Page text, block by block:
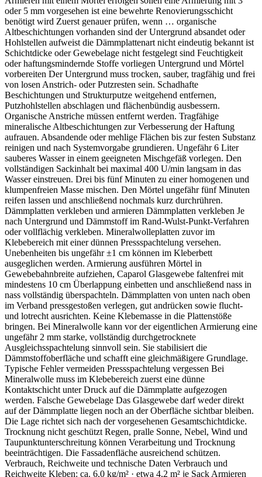
oder 5 mm vorgesehen ist eine bewehrte Renovierungsschicht
benötigt wird Zuerst genauer prüfen, wenn … organische
Altbeschichtungen vorhanden sind der Untergrund absandet oder
Hohlstellen aufweist die Dämmplattenart nicht eindeutig bekannt ist
Schichtdicke oder Gewebelage nicht festgelegt sind Feuchtigkeit
oder haftungsmindernde Stoffe vorliegen Untergrund und Mörtel
vorbereiten Der Untergrund muss trocken, sauber, tragfähig und frei
von losen Anstrich- oder Putzresten sein. Schadhafte
Beschichtungen und Strukturputze weitgehend entfernen,
Putzhohlstellen abschlagen und flächenbündig ausbessern.
Organische Anstriche müssen entfernt werden. Tragfähige
mineralische Altbeschichtungen zur Verbesserung der Haftung
aufrauen. Absandende oder mehlige Flächen bis zur festen Substanz
reinigen und nach Systemvorgabe grundieren. Ungefähr 6 Liter
sauberes Wasser in einem geeigneten Mischgefäß vorlegen. Den
vollständigen Sackinhalt bei maximal 400 U/min langsam in das
Wasser einstreuen. Drei bis fünf Minuten zu einer homogenen und
klumpenfreien Masse mischen. Den Mörtel ungefähr fünf Minuten
reifen lassen und anschließend nochmals kurz durchrühren.
Dämmplatten verkleben und armieren Dämmplatten verkleben Je
nach Untergrund und Dämmstoff im Rand-Wulst-Punkt-Verfahren
oder vollflächig verkleben. Mineralwolleplatten zuvor im
Klebebereich mit einer dünnen Pressspachtelung versehen.
Unebenheiten bis ungefähr ±1 cm können im Kleberbett
ausgeglichen werden. Armierung ausführen Mörtel in
Gewebebahnbreite aufziehen, Caparol Glasgewebe faltenfrei mit
mindestens 10 cm Überlappung einbetten und anschließend nass in
nass vollständig überspachteln. Dämmplatten von unten nach oben
im Verband pressgestoßen verlegen, gut andrücken sowie flucht-
und lotrecht ausrichten. Keine Klebemasse in die Plattenstöße
bringen. Bei Mineralwolle kann vor der eigentlichen Armierung eine
ungefähr 2 mm starke, vollständig durchgetrocknete
Ausgleichsspachtelung sinnvoll sein. Sie stabilisiert die
Dämmstoffoberfläche und schafft eine gleichmäßigere Grundlage.
Typische Fehler vermeiden Pressspachtelung vergessen Bei
Mineralwolle muss im Klebebereich zuerst eine dünne
Kontaktschicht unter Druck auf die Dämmplatte aufgezogen
werden. Falsche Gewebelage Das Glasgewebe darf weder direkt
auf der Dämmplatte liegen noch an der Oberfläche sichtbar bleiben.
Die Lage richtet sich nach der vorgesehenen Gesamtschichtdicke.
Trocknung nicht geschützt Regen, pralle Sonne, Nebel, Wind und
Taupunktunterschreitung können Verarbeitung und Trocknung
beeinträchtigen. Die Fassadenfläche ausreichend schützen.
Verbrauch, Reichweite und technische Daten Verbrauch und
Reichweite Kleben: ca. 6,0 kg/m² · etwa 4,2 m² je Sack Armieren